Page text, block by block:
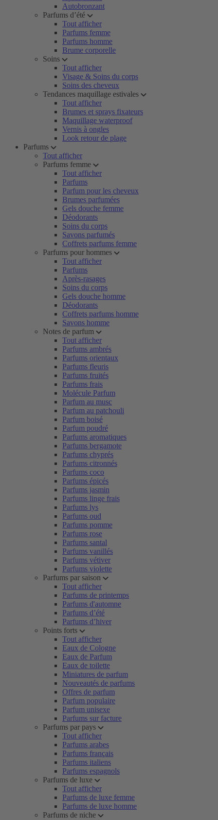
Autobronzant
Parfums d’été
Tout afficher
Parfums femme
Parfums homme
Brume corporelle
Soins
Tout afficher
Visage & Soins du corps
Soins des cheveux
Tendances maquillage estivales
Tout afficher
Brumes et sprays fixateurs
Maquillage waterproof
Vernis à ongles
Look retour de plage
Parfums
Tout afficher
Parfums femme
Tout afficher
Parfums
Parfum pour les cheveux
Brumes parfumées
Gels douche femme
Déodorants
Soins du corps
Savons parfumés
Coffrets parfums femme
Parfums pour hommes
Tout afficher
Parfums
Après-rasages
Soins du corps
Gels douche homme
Déodorants
Coffrets parfums homme
Savons homme
Notes de parfum
Tout afficher
Parfums ambrés
Parfums orientaux
Parfums fleuris
Parfums fruités
Parfums frais
Molécule Parfum
Parfum au musc
Parfum au patchouli
Parfum boisé
Parfum poudré
Parfums aromatiques
Parfums bergamote
Parfums chyprés
Parfums citronnés
Parfums coco
Parfums épicés
Parfums jasmin
Parfums linge frais
Parfums lys
Parfums oud
Parfums pomme
Parfums rose
Parfums santal
Parfums vanillés
Parfums vétiver
Parfums violette
Parfums par saison
Tout afficher
Parfums de printemps
Parfums d'automne
Parfums d’été
Parfums d’hiver
Points forts
Tout afficher
Eaux de Cologne
Eaux de Parfum
Eaux de toilette
Miniatures de parfum
Nouveautés de parfums
Offres de parfum
Parfum populaire
Parfum unisexe
Parfums sur facture
Parfums par pays
Tout afficher
Parfums arabes
Parfums français
Parfums italiens
Parfums espagnols
Parfums de luxe
Tout afficher
Parfums de luxe femme
Parfums de luxe homme
Parfums de niche